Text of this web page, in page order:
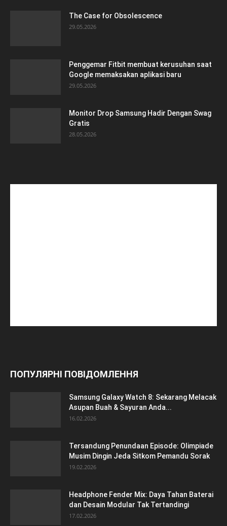
The Case for Obsolescence
29.05.2026
Penggemar Fitbit membuat kerusuhan saat
Google memaksakan aplikasi baru
29.05.2026
Monitor Drop Samsung Hadir Dengan Swag
Gratis
28.05.2026
ПОПУЛЯРНІ ПОВІДОМЛЕННЯ
Samsung Galaxy Watch 8: Sekarang Melacak
Asupan Buah & Sayuran Anda...
16.02.2026
Tersandung Penundaan Episode: Olimpiade
Musim Dingin Jeda Sitkom Pemandu Sorak
19.02.2026
Headphone Fender Mix: Daya Tahan Baterai
dan Desain Modular Tak Tertandingi
17.02.2026